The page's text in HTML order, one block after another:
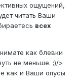
ощущений,
читать Ваши
всех
как блевки
не меньше. ;)/>
как и Ваши опусы